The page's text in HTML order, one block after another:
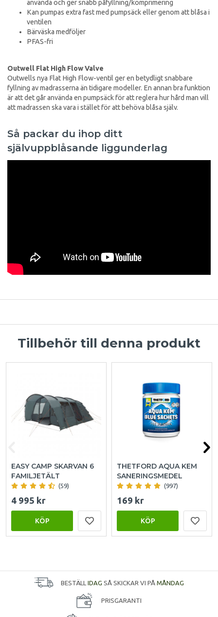
använda och ger snabb påfyllning/komprimering
Kan pumpas extra fast med pumpsäck eller genom att blåsa i
ventilen
Bärväska medföljer
PFAS-fri
Outwell Flat High Flow Valve
Outwells nya Flat High Flow-ventil ger en betydligt snabbare
fyllning av madrasserna än tidigare modeller. En annan bra funktion
är att det går använda en pumpsäck för att reglera hur hård man vill
att madrassen ska vara i stället för att behöva blåsa själv.
Så packar du ihop ditt
självuppblåsande liggunderlag
Tillbehör till denna produkt
EASY CAMP SKARVAN 6
FAMILJETÄLT
(59)
4 995 kr
KÖP
THETFORD AQUA KEM
SANERINGSMEDEL
(997)
169 kr
KÖP
BESTÄLL IDAG SÅ SKICKAR VI PÅ MÅNDAG
PRISGARANTI